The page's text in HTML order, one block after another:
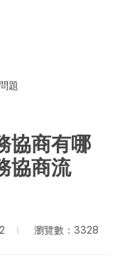
題
協商有哪
協商流
瀏覽數：3328